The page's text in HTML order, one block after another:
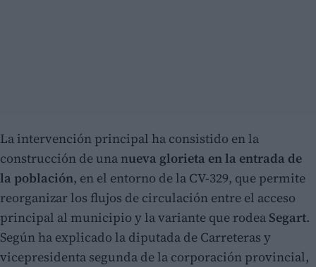
La intervención principal ha consistido en la
construcción de una nueva glorieta en la entrada de
la población, en el entorno de la CV-329, que permite
reorganizar los flujos de circulación entre el acceso
principal al municipio y la variante que rodea Segart.
Según ha explicado la diputada de Carreteras y
vicepresidenta segunda de la corporación provincial,